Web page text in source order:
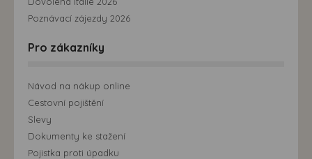
Poznávací zájezdy 2026
Pro zákazníky
Návod na nákup online
Cestovní pojištění
Slevy
Dokumenty ke stažení
Pojistka proti úpadku